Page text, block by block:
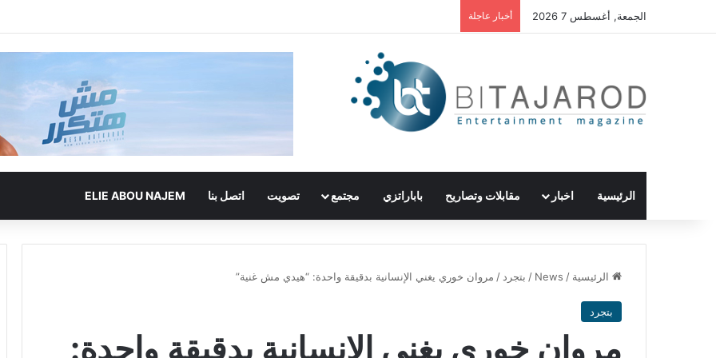
الجمعة, أغسطس 7 2026 أخبار عاجلة
الرئيسية اخبار مقابلات وتصاريح باباراتزي مجتمع تصويت اتصل بنا ELIE ABOU NAJEM
الرئيسية /
News
/ بتجرد / مروان خوري يغني الإنسانية بدقيقة واحدة: “هيدي مش غنية”
بتجرد
مروان خوري يغني الإنسانية بدقيقة واحدة: